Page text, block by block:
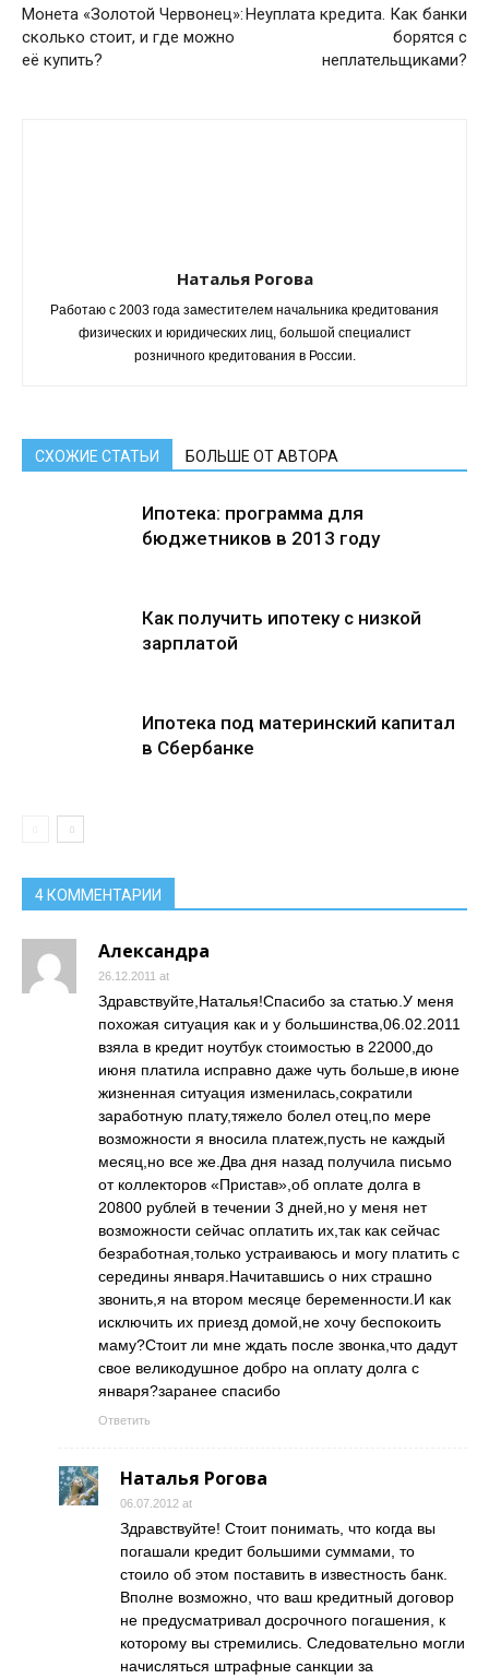
Монета «Золотой Червонец»:
сколько стоит, и где можно
её купить?
Неуплата кредита. Как банки
борятся с
неплательщиками?
Наталья Рогова
Работаю с 2003 года заместителем начальника кредитования
физических и юридических лиц, большой специалист
розничного кредитования в России.
СХОЖИЕ СТАТЬИ БОЛЬШЕ ОТ АВТОРА
Ипотека: программа для
бюджетников в 2013 году
Как получить ипотеку с низкой
зарплатой
Ипотека под материнский капитал
в Сбербанке
4 КОММЕНТАРИИ
Александра
26.12.2011 at
Здравствуйте,Наталья!Спасибо за статью.У меня
похожая ситуация как и у большинства,06.02.2011
взяла в кредит ноутбук стоимостью в 22000,до
июня платила исправно даже чуть больше,в июне
жизненная ситуация изменилась,сократили
заработную плату,тяжело болел отец,по мере
возможности я вносила платеж,пусть не каждый
месяц,но все же.Два дня назад получила письмо
от коллекторов «Пристав»,об оплате долга в
20800 рублей в течении 3 дней,но у меня нет
возможности сейчас оплатить их,так как сейчас
безработная,только устраиваюсь и могу платить с
середины января.Начитавшись о них страшно
звонить,я на втором месяце беременности.И как
исключить их приезд домой,не хочу беспокоить
маму?Стоит ли мне ждать после звонка,что дадут
свое великодушное добро на оплату долга с
января?заранее спасибо
Ответить
Наталья Рогова
06.07.2012 at
Здравствуйте! Стоит понимать, что когда вы
погашали кредит большими суммами, то
стоило об этом поставить в известность банк.
Вполне возможно, что ваш кредитный договор
не предусматривал досрочного погашения, к
которому вы стремились. Следовательно могли
начисляться штрафные санкции за